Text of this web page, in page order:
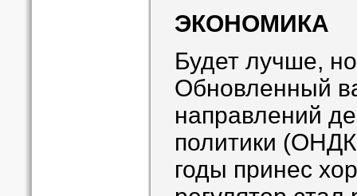
ЭКОНОМИКА
Будет лучше,
Обновленный
направлений
политики
годы принес